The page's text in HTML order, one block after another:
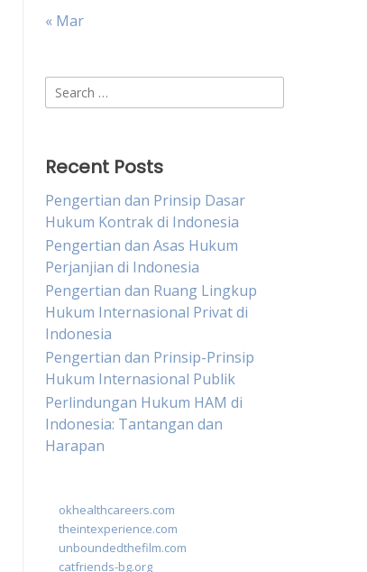
« Mar
Search
for:
Recent Posts
Pengertian dan Prinsip Dasar
Hukum Kontrak di Indonesia
Pengertian dan Asas Hukum
Perjanjian di Indonesia
Pengertian dan Ruang Lingkup
Hukum Internasional Privat di
Indonesia
Pengertian dan Prinsip-Prinsip
Hukum Internasional Publik
Perlindungan Hukum HAM di
Indonesia: Tantangan dan
Harapan
okhealthcareers.com
theintexperience.com
unboundedthefilm.com
catfriends-bg.org